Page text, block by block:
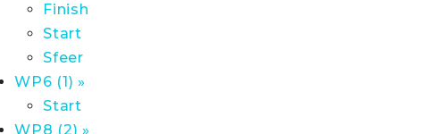
Finish
Start
Sfeer
WP6 (1) »
Start
WP8 (2) »